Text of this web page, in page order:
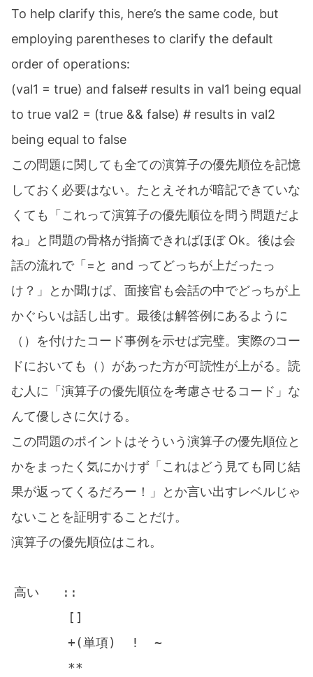
To help clarify this, here’s the same code, but
employing parentheses to clarify the default
order of operations:
(val1 = true) and false# results in val1 being equal
to true val2 = (true && false) # results in val2
being equal to false
この問題に関しても全ての演算子の優先順位を記憶
しておく必要はない。たとえそれが暗記できていな
くても「これって演算子の優先順位を問う問題だよ
ね」と問題の骨格が指摘できればほぼ Ok。後は会
話の流れで「=と and ってどっちが上だったっ
け？」とか聞けば、面接官も会話の中でどっちが上
かぐらいは話し出す。最後は解答例にあるように
（）を付けたコード事例を示せば完璧。実際のコー
ドにおいても（）があった方が可読性が上がる。読
む人に「演算子の優先順位を考慮させるコード」な
んて優しさに欠ける。
この問題のポイントはそういう演算子の優先順位と
かをまったく気にかけず「これはどう見ても同じ結
果が返ってくるだろー！」とか言い出すレベルじゃ
ないことを証明することだけ。
演算子の優先順位はこれ。